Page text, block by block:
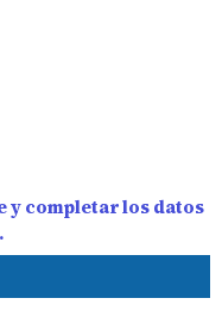
y completar los datos